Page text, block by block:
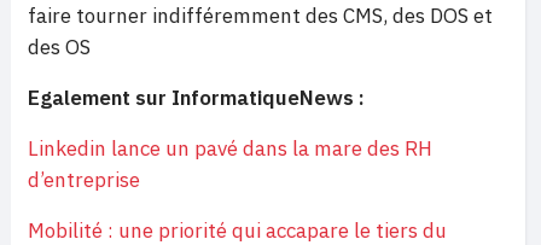
faire tourner indifféremment des CMS, des DOS et
des OS
Egalement sur InformatiqueNews :
Linkedin lance un pavé dans la mare des RH
d’entreprise
Mobilité : une priorité qui accapare le tiers du